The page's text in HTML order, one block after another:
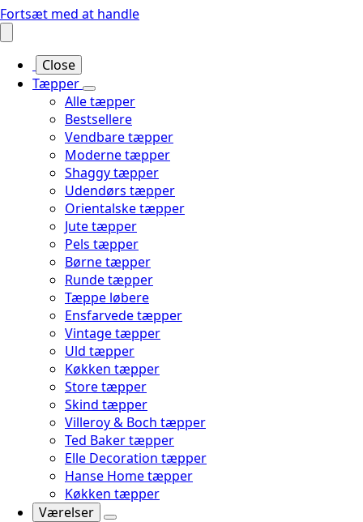
Fortsæt med at handle
Close
Tæpper
Alle tæpper
Bestsellere
Vendbare tæpper
Moderne tæpper
Shaggy tæpper
Udendørs tæpper
Orientalske tæpper
Jute tæpper
Pels tæpper
Børne tæpper
Runde tæpper
Tæppe løbere
Ensfarvede tæpper
Vintage tæpper
Uld tæpper
Køkken tæpper
Store tæpper
Skind tæpper
Villeroy & Boch tæpper
Ted Baker tæpper
Elle Decoration tæpper
Hanse Home tæpper
Køkken tæpper
Værelser